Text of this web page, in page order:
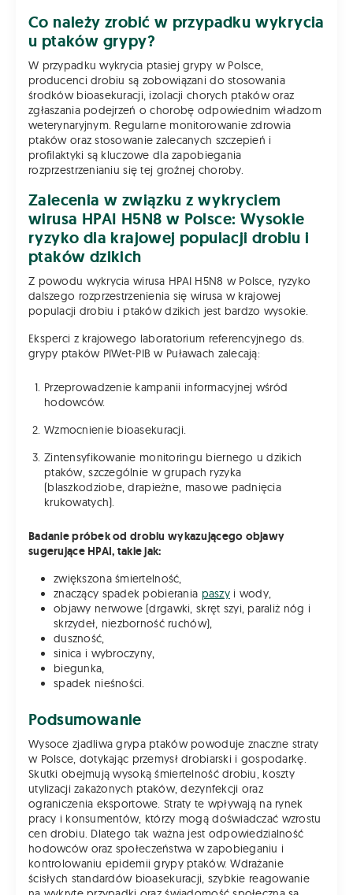
Co należy zrobić w przypadku wykrycia
u ptaków grypy?
W przypadku wykrycia ptasiej grypy w Polsce,
producenci drobiu są zobowiązani do stosowania
środków bioasekuracji, izolacji chorych ptaków oraz
zgłaszania podejrzeń o chorobę odpowiednim władzom
weterynaryjnym. Regularne monitorowanie zdrowia
ptaków oraz stosowanie zalecanych szczepień i
profilaktyki są kluczowe dla zapobiegania
rozprzestrzenianiu się tej groźnej choroby.
Zalecenia w związku z wykryciem
wirusa HPAI H5N8 w Polsce: Wysokie
ryzyko dla krajowej populacji drobiu i
ptaków dzikich
Z powodu wykrycia wirusa HPAI H5N8 w Polsce, ryzyko
dalszego rozprzestrzenienia się wirusa w krajowej
populacji drobiu i ptaków dzikich jest bardzo wysokie.
Eksperci z krajowego laboratorium referencyjnego ds.
grypy ptaków PIWet-PIB w Puławach zalecają:
Przeprowadzenie kampanii informacyjnej wśród
hodowców.
Wzmocnienie bioasekuracji.
Zintensyfikowanie monitoringu biernego u dzikich
ptaków, szczególnie w grupach ryzyka
(blaszkodziobe, drapieżne, masowe padnięcia
krukowatych).
Badanie próbek od drobiu wykazującego objawy
sugerujące HPAI, takie jak:
zwiększona śmiertelność,
znaczący spadek pobierania paszyi wody,
objawy nerwowe (drgawki, skręt szyi, paraliż nóg i
skrzydeł, niezborność ruchów),
duszność,
sinica i wybroczyny,
biegunka,
spadek nieśności.
Podsumowanie
Wysoce zjadliwa grypa ptaków powoduje znaczne straty
w Polsce, dotykając przemysł drobiarski i gospodarkę.
Skutki obejmują wysoką śmiertelność drobiu, koszty
utylizacji zakażonych ptaków, dezynfekcji oraz
ograniczenia eksportowe. Straty te wpływają na rynek
pracy i konsumentów, którzy mogą doświadczać wzrostu
cen drobiu. Dlatego tak ważna jest odpowiedzialność
hodowców oraz społeczeństwa w zapobieganiu i
kontrolowaniu epidemii grypy ptaków. Wdrażanie
ścisłych standardów bioasekuracji, szybkie reagowanie